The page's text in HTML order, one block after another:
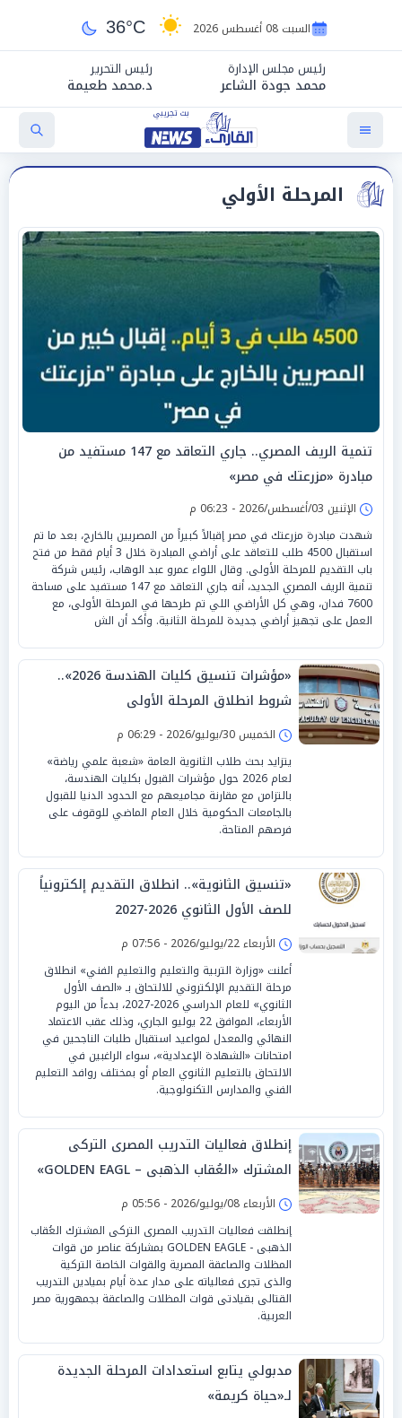
السبت 08 أغسطس 2026 36°C
رئيس مجلس الإدارة
محمد جودة الشاعر
رئيس التحرير
د.محمد طعيمة
المرحلة الأولي
تنمية الريف المصري.. جاري التعاقد مع 147 مستفيد من
مبادرة «مزرعتك في مصر»
الإثنين 03/أغسطس/2026 - 06:23 م
شهدت مبادرة مزرعتك في مصر إقبالاً كبيراً من المصريين بالخارج، بعد ما تم
استقبال 4500 طلب للتعاقد على أراضي المبادرة خلال 3 أيام فقط من فتح
باب التقديم للمرحلة الأولى. وقال اللواء عمرو عبد الوهاب، رئيس شركة
تنمية الريف المصري الجديد، أنه جاري التعاقد مع 147 مستفيد على مساحة
7600 فدان، وهي كل الأراضي اللي تم طرحها في المرحلة الأولى، مع
العمل على تجهيز أراضي جديدة للمرحلة الثانية. وأكد أن الش
«مؤشرات تنسيق كليات الهندسة 2026»..
شروط انطلاق المرحلة الأولى
الخميس 30/يوليو/2026 - 06:29 م
يتزايد بحث طلاب الثانوية العامة «شعبة علمي رياضة»
لعام 2026 حول مؤشرات القبول بكليات الهندسة،
بالتزامن مع مقارنة مجاميعهم مع الحدود الدنيا للقبول
بالجامعات الحكومية خلال العام الماضي للوقوف على
فرصهم المتاحة.
«تنسيق الثانوية».. انطلاق التقديم إلكترونياً
للصف الأول الثانوي 2026-2027
الأربعاء 22/يوليو/2026 - 07:56 م
أعلنت «وزارة التربية والتعليم والتعليم الفني» انطلاق
مرحلة التقديم الإلكتروني للالتحاق بـ «الصف الأول
الثانوي» للعام الدراسي 2026-2027، بدءاً من اليوم
الأربعاء، الموافق 22 يوليو الجاري، وذلك عقب الاعتماد
النهائي والمعدل لمواعيد استقبال طلبات الناجحين في
امتحانات «الشهادة الإعدادية»، سواء الراغبين في
الالتحاق بالتعليم الثانوي العام أو بمختلف روافد التعليم
الفني والمدارس التكنولوجية.
إنطلاق فعاليات التدريب المصرى التركى
المشترك «العُقاب الذهبى – GOLDEN EAGL»
الأربعاء 08/يوليو/2026 - 05:56 م
إنطلقت فعاليات التدريب المصرى التركى المشترك العُقاب
الذهبى - GOLDEN EAGLE بمشاركة عناصر من قوات
المظلات والصاعقة المصرية والقوات الخاصة التركية
والذى تجرى فعالياته على مدار عدة أيام بميادين التدريب
القتالى بقيادتى قوات المظلات والصاعقة بجمهورية مصر
العربية.
مدبولي يتابع استعدادات المرحلة الجديدة
لـ«حياة كريمة»